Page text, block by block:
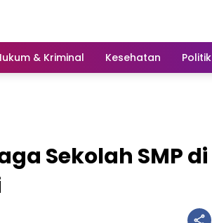
& Kriminal Kesehatan Politik
Sekolah SMP di